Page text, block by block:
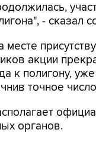
- сказал
месте
акции
к полигону,
точное
органов.